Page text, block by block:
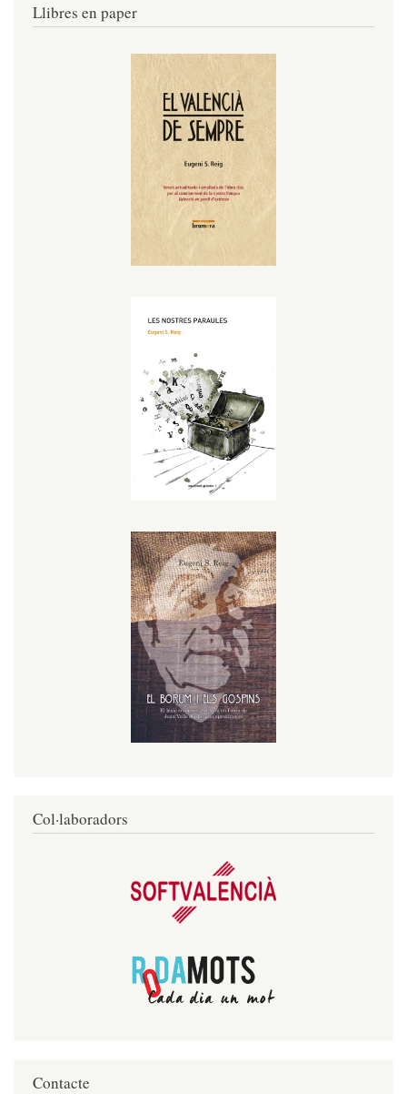
Llibres en paper
Col·laboradors
Contacte